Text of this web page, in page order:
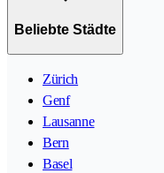
Beliebte Städte
Zürich
Genf
Lausanne
Bern
Basel